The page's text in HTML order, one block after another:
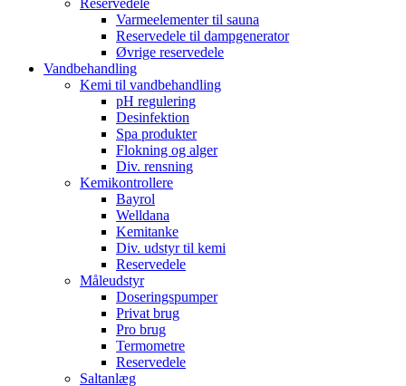
Reservedele
Varmeelementer til sauna
Reservedele til dampgenerator
Øvrige reservedele
Vandbehandling
Kemi til vandbehandling
pH regulering
Desinfektion
Spa produkter
Flokning og alger
Div. rensning
Kemikontrollere
Bayrol
Welldana
Kemitanke
Div. udstyr til kemi
Reservedele
Måleudstyr
Doseringspumper
Privat brug
Pro brug
Termometre
Reservedele
Saltanlæg